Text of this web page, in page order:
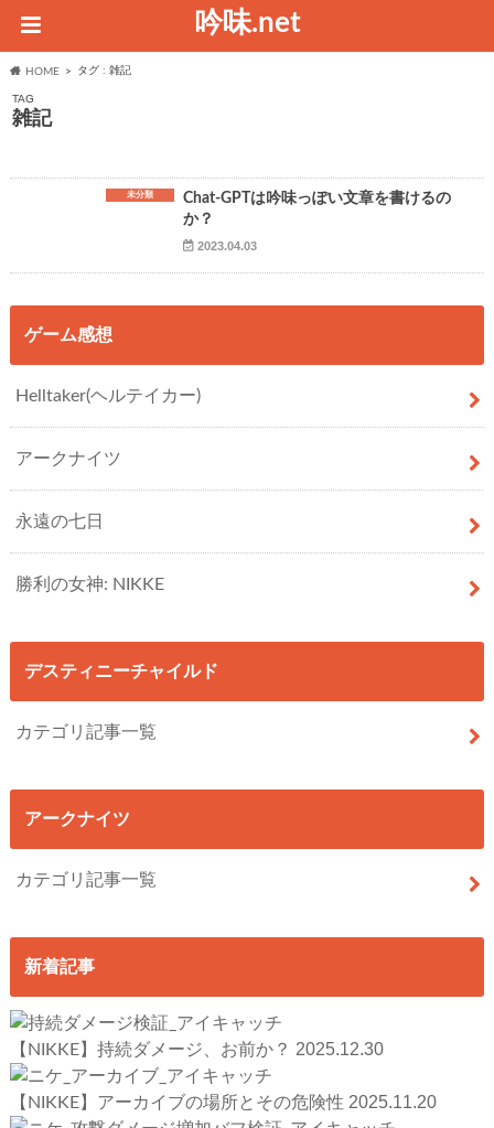
吟味.net
HOME タグ : 雑記
TAG
雑記
未分類
Chat-GPTは吟味っぽい文章を書けるの
か？
2023.04.03
ゲーム感想
Helltaker(ヘルテイカー)
アークナイツ
永遠の七日
勝利の女神: NIKKE
デスティニーチャイルド
カテゴリ記事一覧
アークナイツ
カテゴリ記事一覧
新着記事
【NIKKE】持続ダメージ、お前か？ 2025.12.30
【NIKKE】アーカイブの場所とその危険性 2025.11.20